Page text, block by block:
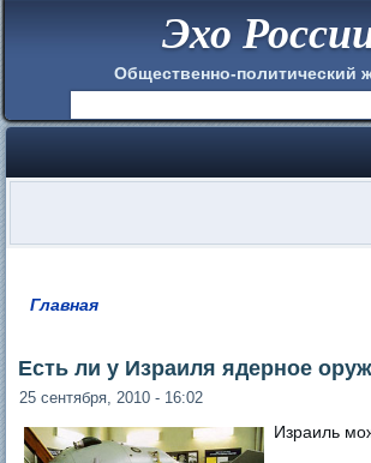
Эхо
Общественно-политический
Главная
Есть ли у Израиля ядерное
25 сентября, 2010 - 16:02
Израиль